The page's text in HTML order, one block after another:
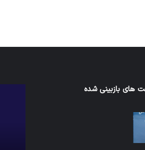
های بازبینی شده